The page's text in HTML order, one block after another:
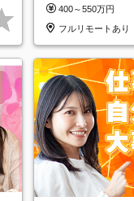
400～550万円
フルリモートあり